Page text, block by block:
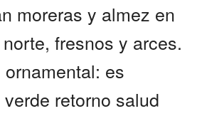
moreras y almez en
fresnos y arces.
es
retorno salud